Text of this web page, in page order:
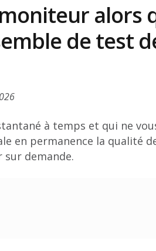
alors
de test
à temps et qui ne
en permanence la qualité
demande.